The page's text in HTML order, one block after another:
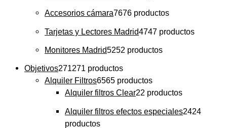
Accesorios cámara7676 productos
Tarjetas y Lectores Madrid4747 productos
Monitores Madrid5252 productos
Objetivos271271 productos
Alquiler Filtros6565 productos
Alquiler filtros Clear22 productos
Alquiler filtros efectos especiales2424
productos